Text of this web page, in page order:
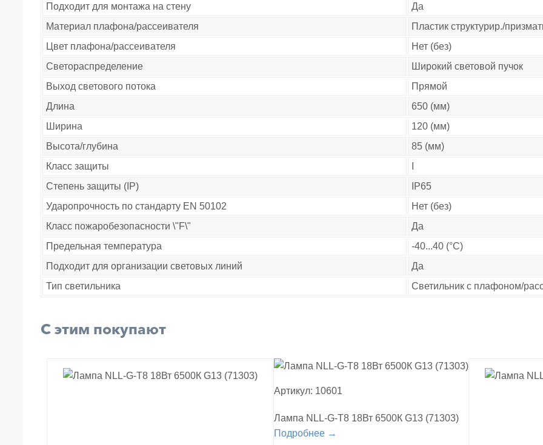
Подходит для монтажа на стену
Да
Материал плафона/рассеивателя
Пластик структурир./
Цвет плафона/рассеивателя
Нет (без)
Светораспределение
Широкий световой пучок
Выход светового потока
Прямой
Длина
650 (мм)
Ширина
120 (мм)
Высота/глубина
85 (мм)
Класс защиты
Степень защиты (IP)
IP65
Ударопрочность по стандарту EN 50102
Нет (без)
Класс пожаробезопасности \"F\"
Да
Предельная температура
-40...40 (°C)
Подходит для организации световых линий
Да
Тип светильника
Светильник с плафоном/
С этим покупают
Артикул: 10601
Лампа NLL-G-T8 18Вт 6500К G13 (71303)
Подробнее →